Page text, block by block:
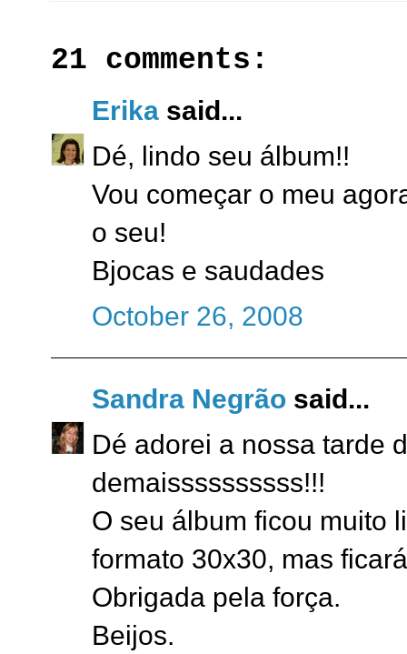
21 comments:
Erika said...
Dé, lindo seu álbum!!
Vou começar o meu
o seu!
Bjocas e saudades
October 26, 2008
Sandra Negrão said...
Dé adorei a nossa tarde
demaissssssssss!!!
O seu álbum ficou muito
formato 30x30, mas
Obrigada pela força.
Beijos.